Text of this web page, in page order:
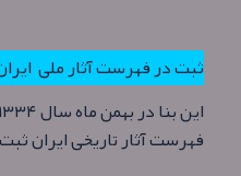
ثبت در فهرست آثار ملی
فهرست آثار تاریخی ایران